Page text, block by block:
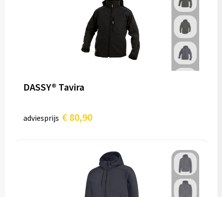
DASSY® Tavira
adviesprijs € 80,90